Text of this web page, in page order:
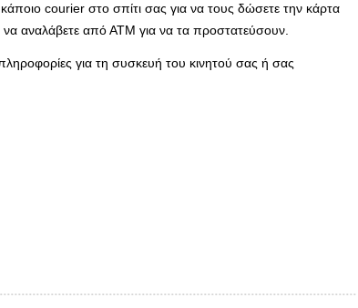
courier στο σπίτι σας για να τους δώσετε την κάρτα
αναλάβετε από ΑΤΜ για να τα προστατεύσουν.
για τη συσκευή του κινητού σας ή σας